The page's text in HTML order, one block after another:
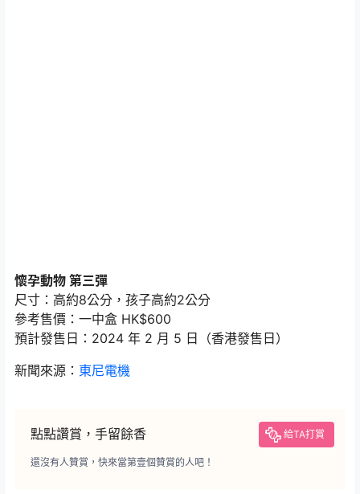
懷孕動物 第三彈
尺寸：高約8公分，孩子高約2公分
參考售價：一中盒 HK$600
預計發售日：2024 年 2 月 5 日（香港發售日）
新聞來源： 東尼電機
點點讚賞，手留餘香 給TA打賞
還沒有人贊賞，快來當第壹個贊賞的人吧！